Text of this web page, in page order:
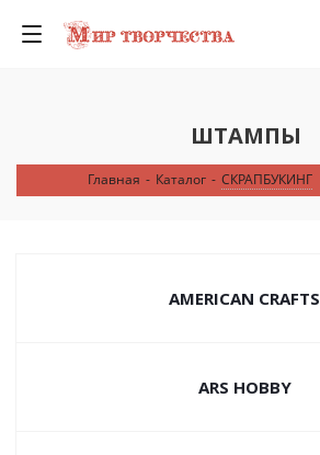
ШТАМПЫ
Главная - Каталог - СКРАПБУКИНГ
AMERICAN CRAFTS
ARS HOBBY